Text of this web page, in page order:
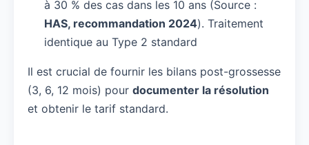
à 30 % des cas dans les 10 ans (Source :
HAS, recommandation 2024). Traitement
identique au Type 2 standard
Il est crucial de fournir les bilans post-grossesse
(3, 6, 12 mois) pour documenter la résolution
et obtenir le tarif standard.